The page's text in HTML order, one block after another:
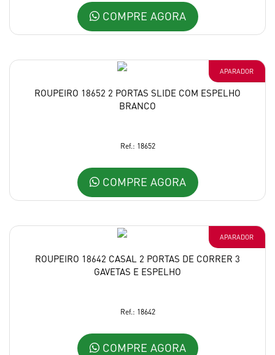
COMPRE AGORA
APARADOR
ROUPEIRO 18652 2 PORTAS SLIDE COM ESPELHO
BRANCO
Ref.: 18652
COMPRE AGORA
APARADOR
ROUPEIRO 18642 CASAL 2 PORTAS DE CORRER 3
GAVETAS E ESPELHO
Ref.: 18642
COMPRE AGORA